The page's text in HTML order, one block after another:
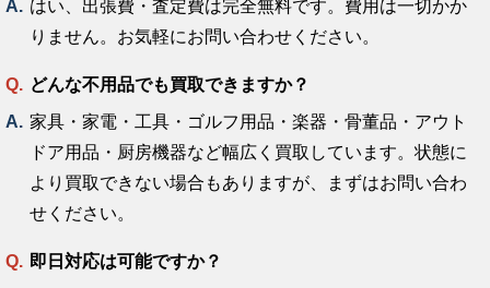
はい、出張費・査定費は完全無料です。費用は一切かか
りません。お気軽にお問い合わせください。
どんな不用品でも買取できますか？
家具・家電・工具・ゴルフ用品・楽器・骨董品・アウト
ドア用品・厨房機器など幅広く買取しています。状態に
より買取できない場合もありますが、まずはお問い合わ
せください。
即日対応は可能ですか？